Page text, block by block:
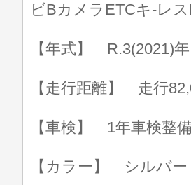
ビBカメラETCキ-レ
【年式】 R.3(2021)年
【走行距離】 走行
【車検】 1年車検整
【カラー】 シルバー